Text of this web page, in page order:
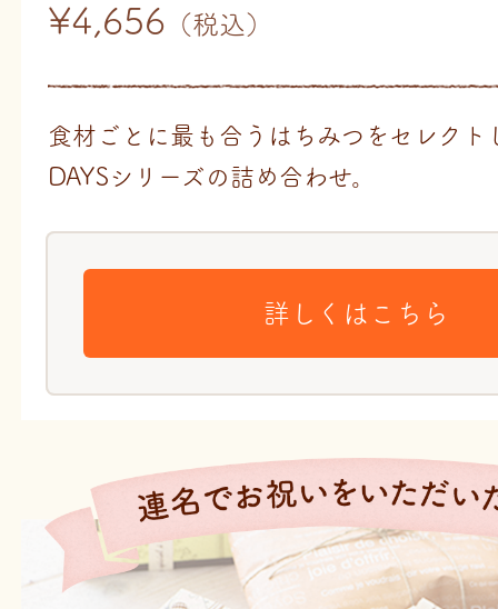
¥4,656 （税込）
食材ごとに最も合うはちみつをセレクト
DAYSシリーズの詰め合わせ。
詳しくはこちら